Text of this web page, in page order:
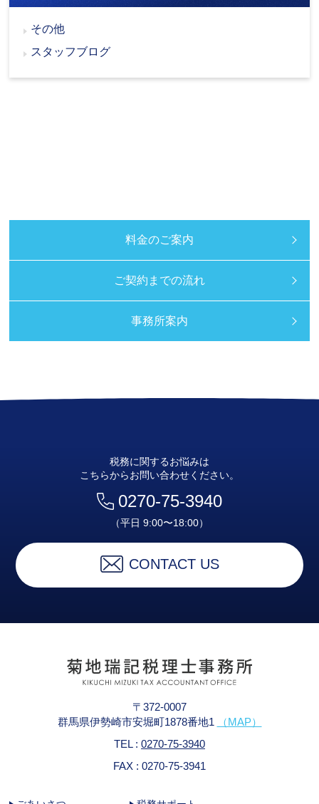
その他
スタッフブログ
料金のご案内
ご契約までの流れ
事務所案内
税務に関するお悩みは
こちらからお問い合わせください。
0270-75-3940
（平日 9:00〜18:00）
CONTACT US
〒372-0007
群馬県伊勢崎市安堀町1878番地1
（MAP）
TEL : 0270-75-3940
FAX : 0270-75-3941